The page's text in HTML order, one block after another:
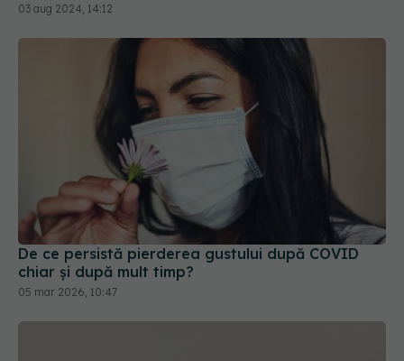
03 aug 2024, 14:12
De ce persistă pierderea gustului după COVID
chiar și după mult timp?
05 mar 2026, 10:47